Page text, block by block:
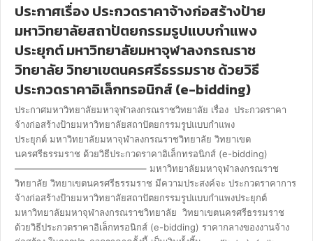
ประกาศเรื่อง ประกวดราคาจ้างก่อสร้างป้าย
มหาวิทยาลัยสถาปัตยกรรมรูปแบบกำแพง
ประยุกต์ มหาวิทยาลัยมหาจุฬาลงกรณราช
วิทยาลัย วิทยาเขตนครศรีธรรมราช ด้วยวิธี
ประกวดราคาอิเล็กทรอนิกส์ (e-bidding)
ประกาศมหาวิทยาลัยมหาจุฬาลงกรณราชวิทยาลัย เรื่อง ประกวดราคา
จ้างก่อสร้างป้ายมหาวิทยาลัยสถาปัตยกรรมรูปแบบกำแพง
ประยุกต์ มหาวิทยาลัยมหาจุฬาลงกรณราชวิทยาลัย วิทยาเขต
นครศรีธรรมราช ด้วยวิธีประกวดราคาอิเล็กทรอนิกส์ (e-bidding)
——————————————– มหาวิทยาลัยมหาจุฬาลงกรณราช
วิทยาลัย วิทยาเขตนครศรีธรรมราช มีความประสงค์จะ ประกวดราคาการ
จ้างก่อสร้างป้ายมหาวิทยาลัยสถาปัตยกรรมรูปแบบกำแพงประยุกต์
มหาวิทยาลัยมหาจุฬาลงกรณราชวิทยาลัย วิทยาเขตนครศรีธรรมราช
ด้วยวิธีประกวดราคาอิเล็กทรอนิกส์ (e-bidding) ราคากลางของงานจ้าง